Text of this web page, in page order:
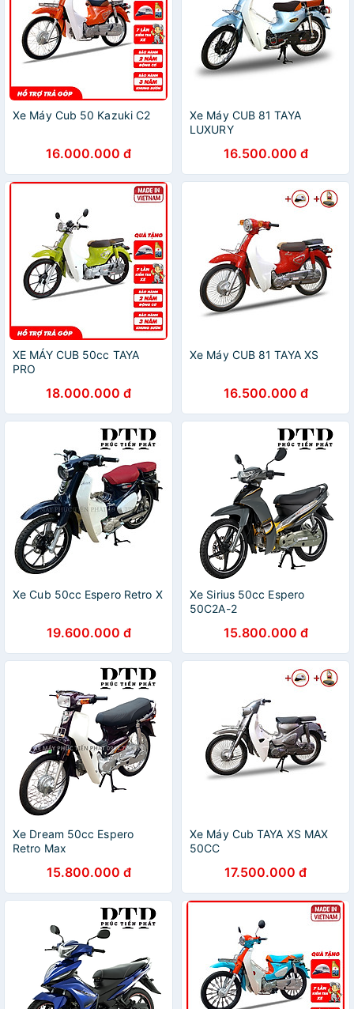
Xe Máy Cub 50 Kazuki C2
16.000.000 đ
Xe Máy CUB 81 TAYA
LUXURY
16.500.000 đ
XE MÁY CUB 50cc TAYA
PRO
18.000.000 đ
Xe Máy CUB 81 TAYA XS
16.500.000 đ
Xe Cub 50cc Espero Retro X
19.600.000 đ
Xe Sirius 50cc Espero
50C2A-2
15.800.000 đ
Xe Dream 50cc Espero
Retro Max
15.800.000 đ
Xe Máy Cub TAYA XS MAX
50CC
17.500.000 đ